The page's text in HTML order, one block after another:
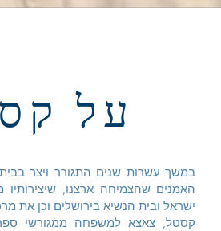
על
במשך עשרות שנים התגורר ויצר
האמנים שהצמיחה ארצנו,
ישראל ובית הנשיא בירושלים וכן את
קסטל, צאצא למשפחה ממגורשי